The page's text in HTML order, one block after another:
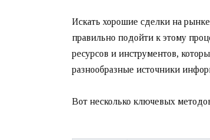
Искать хорошие сделки на
правильно подойти к этому
ресурсов и инструментов,
разнообразные источники
Вот несколько ключевых